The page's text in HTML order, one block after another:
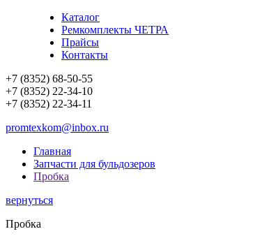
Каталог
Ремкомплекты ЧЕТРА
Прайсы
Контакты
+7 (8352) 68-50-55
+7 (8352) 22-34-10
+7 (8352) 22-34-11
promtexkom@inbox.ru
Главная
Запчасти для бульдозеров
Пробка
вернуться
Пробка